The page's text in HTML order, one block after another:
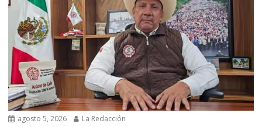
agosto 5, 2026 La Redacción